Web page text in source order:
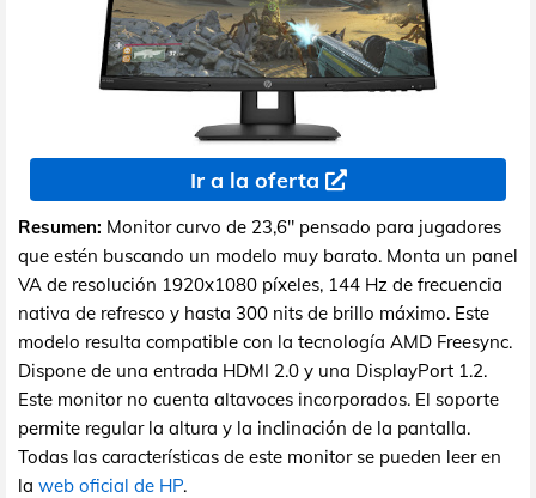
Ir a la oferta
Resumen: Monitor curvo de 23,6" pensado para jugadores
que estén buscando un modelo muy barato. Monta un panel
VA de resolución 1920x1080 píxeles, 144 Hz de frecuencia
nativa de refresco y hasta 300 nits de brillo máximo. Este
modelo resulta compatible con la tecnología AMD Freesync.
Dispone de una entrada HDMI 2.0 y una DisplayPort 1.2.
Este monitor no cuenta altavoces incorporados. El soporte
permite regular la altura y la inclinación de la pantalla.
Todas las características de este monitor se pueden leer en
la web oficial de HP.